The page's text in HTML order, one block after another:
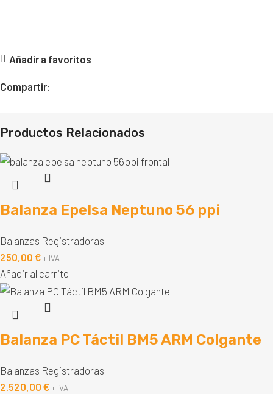
Añadir a favoritos
Compartir:
Productos Relacionados
Balanza Epelsa Neptuno 56 ppi
Balanzas Registradoras
250,00 €+ IVA
Añadir al carrito
Balanza PC Táctil BM5 ARM Colgante
Balanzas Registradoras
2.520,00 €+ IVA